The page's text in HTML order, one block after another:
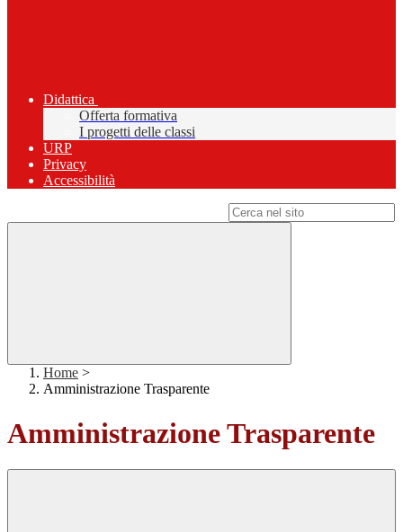
Didattica
Offerta formativa
I progetti delle classi
URP
Privacy
Accessibilità
Home >
Amministrazione Trasparente
Amministrazione Trasparente